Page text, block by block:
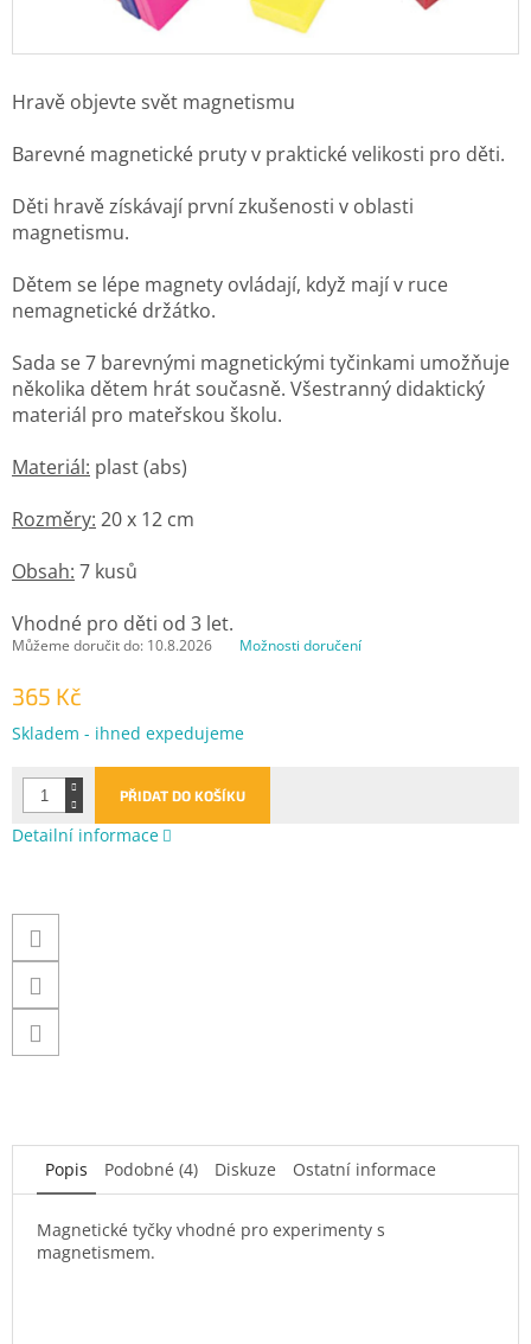
365 Kč
Měrná
Skladem - ihned expedujeme
Můžeme doručit do: 10.8.2026 Možnosti doručení
PŘIDAT DO KOŠÍKU
Hravě objevte svět magnetismu
Barevné magnetické pruty v praktické velikosti pro děti.
Děti hravě získávají první zkušenosti v oblasti
magnetismu.
Dětem se lépe magnety ovládají, když mají v ruce
nemagnetické držátko.
Sada se 7 barevnými magnetickými tyčinkami umožňuje
několika dětem hrát současně. Všestranný didaktický
materiál pro mateřskou školu.
Materiál: plast (abs)
Rozměry: 20 x 12 cm
Obsah: 7 kusů
Vhodné pro děti od 3 let.
Detailní informace
Popis Podobné (4) Diskuze Ostatní informace
Magnetické tyčky vhodné pro experimenty s
magnetismem.